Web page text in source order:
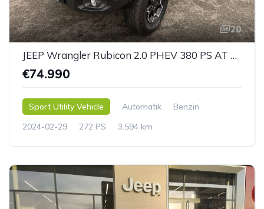
20
JEEP Wrangler Rubicon 2.0 PHEV 380 PS AT 4xe
€74.990
Sport Utility Vehicle Automatik
Benzin
2024-02-29
272 PS 3.594 km